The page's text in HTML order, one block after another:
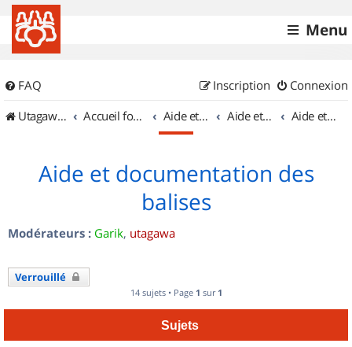
Menu
FAQ Connexion
Inscription
UtagawaVTT (Randos VTT et VTTAE avec traces GPS)
Accueil forum Aide et documentation Aide et documentation Aide et documentation des balises
Aide et documentation des
balises
Modérateurs : Garik, utagawa
Verrouillé
14 sujets • Page 1 sur 1
Sujets